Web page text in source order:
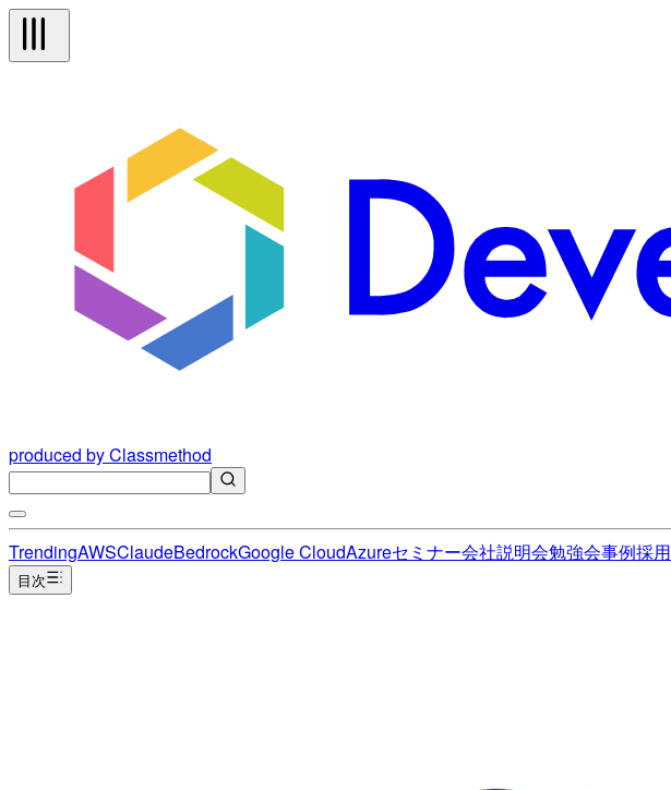
produced by Classmethod
TrendingAWSClaudeBedrockGoogle CloudAzureセミナー会社説明会勉強会事例採用
目次